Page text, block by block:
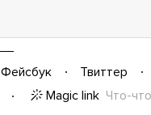
Фейсбук Твиттер
Magic link Что-